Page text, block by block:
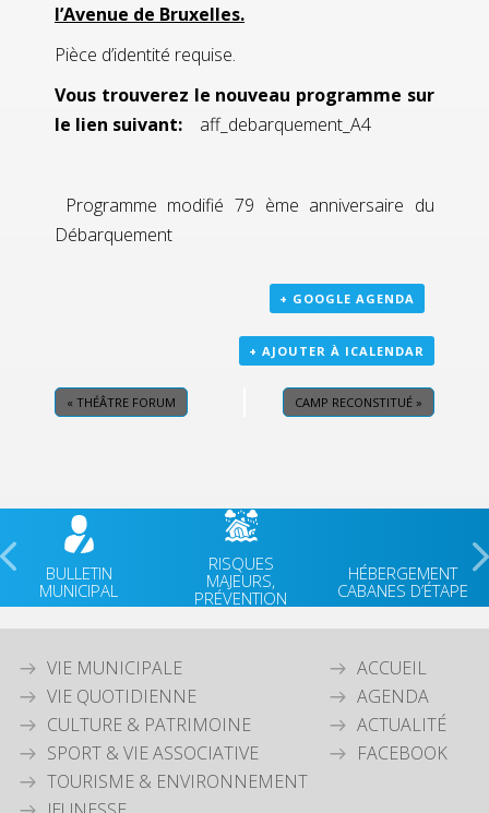
l’Avenue de Bruxelles.
Pièce d’identité requise.
Vous trouverez le nouveau programme sur
le lien suivant:
aff_debarquement_A4
Programme modifié 79 ème anniversaire du
Débarquement
+ GOOGLE AGENDA
+ AJOUTER À ICALENDAR
« THÉÂTRE FORUM CAMP RECONSTITUÉ »
BULLETIN
MUNICIPAL
RISQUES
MAJEURS,
PRÉVENTION
HÉBERGEMENT
CABANES D’ÉTAPE
VIE MUNICIPALE
VIE QUOTIDIENNE
CULTURE & PATRIMOINE
SPORT & VIE ASSOCIATIVE
TOURISME & ENVIRONNEMENT
ACCUEIL
AGENDA
ACTUALITÉ
FACEBOOK